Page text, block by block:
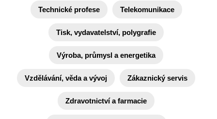
Technické profese Telekomunikace
Tisk, vydavatelství, polygrafie
Výroba, průmysl a energetika
Vzdělávání, věda a vývoj Zákaznický servis
Zdravotnictví a farmacie